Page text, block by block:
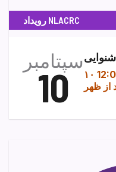
رویداد NLACRC
سپتامبر
10
از ظهر